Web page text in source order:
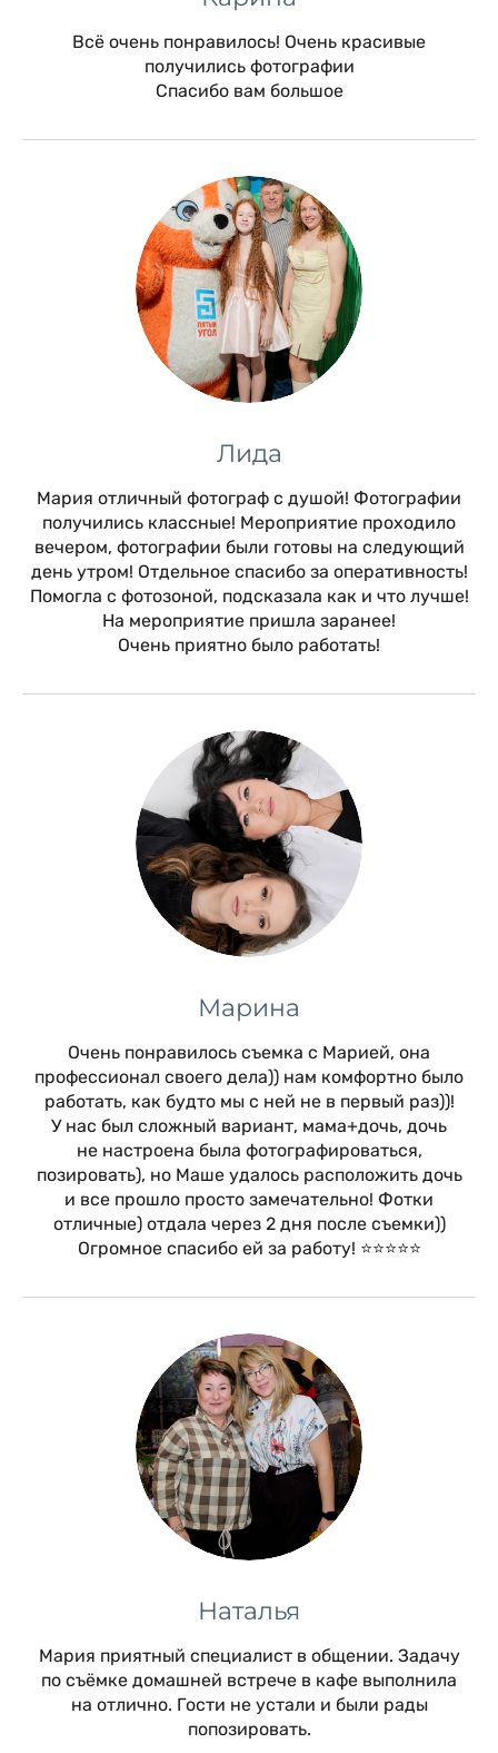
Всё очень понравилось! Очень красивые
получились фотографии
Спасибо вам большое
Лида
Мария отличный фотограф с душой! Фотографии
получились классные! Мероприятие проходило
вечером, фотографии были готовы на следующий
день утром! Отдельное спасибо за оперативность!
Помогла с фотозоной, подсказала как и что лучше!
На мероприятие пришла заранее!
Очень приятно было работать!
Марина
Очень понравилось съемка с Марией, она
профессионал своего дела)) нам комфортно было
работать, как будто мы с ней не в первый раз))!
У нас был сложный вариант, мама+дочь, дочь
не настроена была фотографироваться,
позировать), но Маше удалось расположить дочь
и все прошло просто замечательно! Фотки
отличные) отдала через 2 дня после съемки))
Огромное спасибо ей за работу! ⭐️⭐️⭐️⭐️⭐️
Наталья
Мария приятный специалист в общении. Задачу
по съёмке домашней встрече в кафе выполнила
на отлично. Гости не устали и были рады
попозировать.